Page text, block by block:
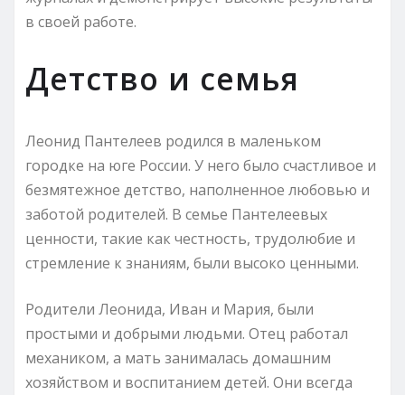
в своей работе.
Детство и семья
Леонид Пантелеев родился в маленьком
городке на юге России. У него было счастливое и
безмятежное детство, наполненное любовью и
заботой родителей. В семье Пантелеевых
ценности, такие как честность, трудолюбие и
стремление к знаниям, были высоко ценными.
Родители Леонида, Иван и Мария, были
простыми и добрыми людьми. Отец работал
механиком, а мать занималась домашним
хозяйством и воспитанием детей. Они всегда